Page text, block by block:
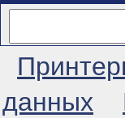
данных